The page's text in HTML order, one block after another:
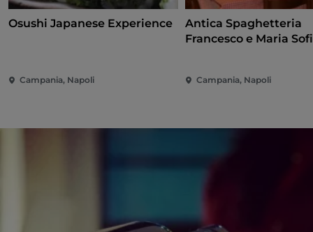
Osushi Japanese Experience
Campania, Napoli
Antica Spaghetteria
Francesco e Maria
Campania, Napoli